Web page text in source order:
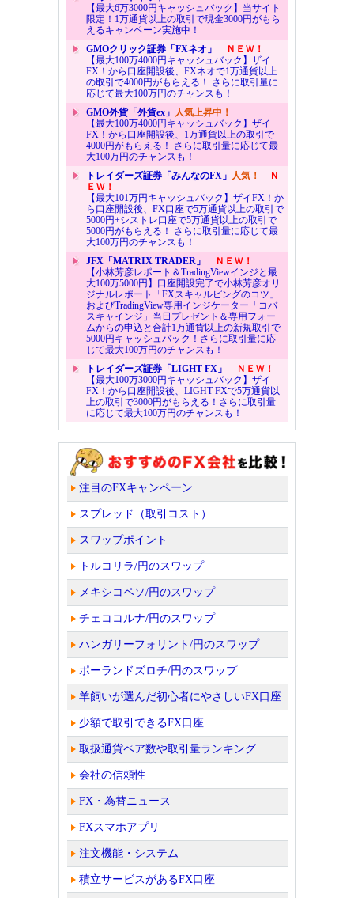
【最大6万3000円キャッシュバック】当サイト
限定！1万通貨以上の取引で現金3000円がもら
えるキャンペーン実施中！
GMOクリック証券「FXネオ」
ＮＥＷ！
【最大100万4000円キャッシュバック】ザイ
FX！から口座開設後、FXネオで1万通貨以上
の取引で4000円がもらえる！ さらに取引量に
応じて最大100万円のチャンスも！
GMO外貨「外貨ex」 人気上昇中！
【最大100万4000円キャッシュバック】ザイ
FX！から口座開設後、1万通貨以上の取引で
4000円がもらえる！ さらに取引量に応じて最
大100万円のチャンスも！
トレイダーズ証券「みんなのFX」 人気！
Ｎ
ＥＷ！
【最大101万円キャッシュバック】ザイFX！か
ら口座開設後、FX口座で5万通貨以上の取引で
5000円+シストレ口座で5万通貨以上の取引で
5000円がもらえる！ さらに取引量に応じて最
大100万円のチャンスも！
JFX「MATRIX TRADER」
ＮＥＷ！
【小林芳彦レポート＆TradingViewインジと最
大100万5000円】口座開設完了で小林芳彦オリ
ジナルレポート「FXスキャルピングのコツ」
およびTradingView専用インジケーター「コバ
スキャインジ」当日プレゼント＆専用フォー
ムからの申込と合計1万通貨以上の新規取引で
5000円キャッシュバック！さらに取引量に応
じて最大100万円のチャンスも！
トレイダーズ証券「LIGHT FX」
ＮＥＷ！
【最大100万3000円キャッシュバック】ザイ
FX！から口座開設後、LIGHT FXで5万通貨以
上の取引で3000円がもらえる！さらに取引量
に応じて最大100万円のチャンスも！
注目のFXキャンペーン
スプレッド（取引コスト）
スワップポイント
トルコリラ/円のスワップ
メキシコペソ/円のスワップ
チェココルナ/円のスワップ
ハンガリーフォリント/円のスワップ
ポーランドズロチ/円のスワップ
羊飼いが選んだ初心者にやさしいFX口座
少額で取引できるFX口座
取扱通貨ペア数や取引量ランキング
会社の信頼性
FX・為替ニュース
FXスマホアプリ
注文機能・システム
積立サービスがあるFX口座